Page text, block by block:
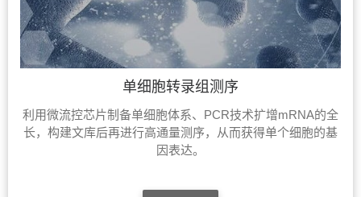
单细胞转录组测序
利用微流控芯片制备单细胞体系、PCR技术扩增mRNA的全
长，构建文库后再进行高通量测序，从而获得单个细胞的基
因表达。